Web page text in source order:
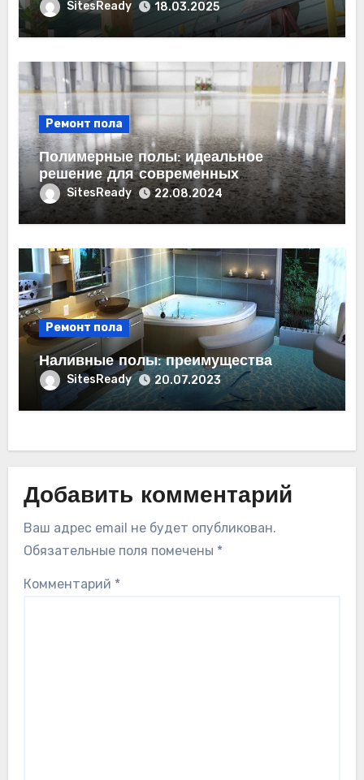
SitesReady 18.03.2025
Ремонт пола
Полимерные полы: идеальное
решение для современных
помещений
SitesReady 22.08.2024
Ремонт пола
Наливные полы: преимущества
SitesReady 20.07.2023
Добавить комментарий
Ваш адрес email не будет опубликован.
Обязательные поля помечены *
Комментарий *